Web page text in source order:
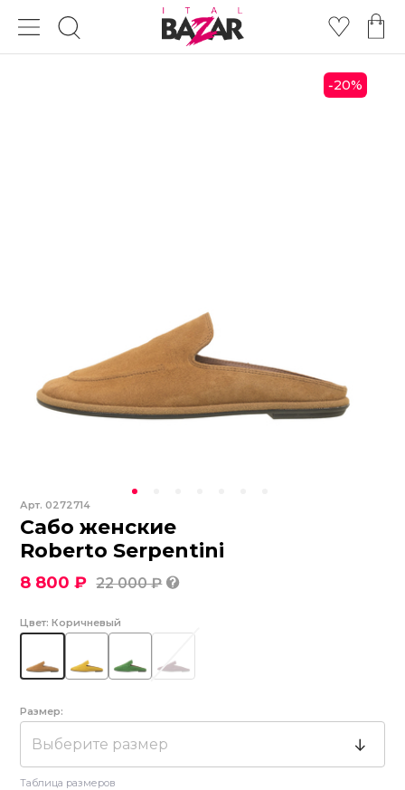
-20%
Арт.0272714
Сабо женские
Roberto Serpentini
8 800 ₽ 22 000 ₽
Цвет: Коричневый
Размер:
Выберите размер
Таблица размеров